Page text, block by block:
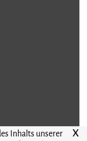
x
Inhalts unserer